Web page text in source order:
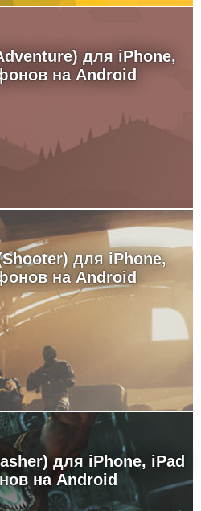
для iPhone,
на Android
для iPhone,
на Android
для iPhone, iPad
на Android